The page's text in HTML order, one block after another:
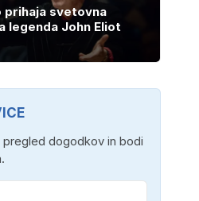
prihaja svetovna
legenda John Eliot
pregled dogodkov in bodi